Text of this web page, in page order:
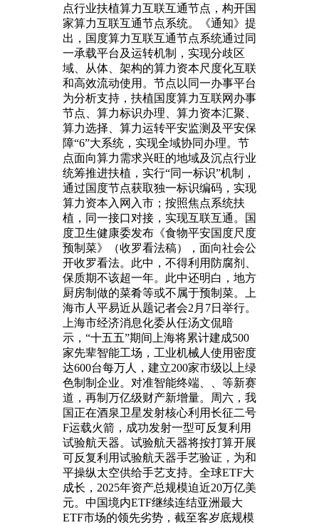
点行业扶植算力互联互通节点，构开国
家算力互联互通节点系统。《通知》提
出，国度算力互联互通节点系统通过同
一承载平台及运转机制，实现分歧区
域、从体、架构的算力资本尺度化互联
和高效流动使用。节点以同一办事平台
为分析支持，扶植国度算力互联网办事
节点、算力标识办理、算力资本汇聚、
算力选择、算力运转平安监测及平安保
障“6”大系统，实现全域协同办理。节
点面向算力需求兴旺的地域及沉点行业
统筹推进扶植，实行“同一标识”机制，
通过国度节点获取独一标识编码，实现
算力资本入网入市；按照焦点系统扶
植，同一接口对接，实现互联互通。国
度卫生健康委发布《食物平安国度尺度
预制菜》（收罗看法稿），面向社会公
开收罗看法。此中，不得利用防腐剂、
保质期不该超一年。此中还明白，地方
厨房制做的菜肴等或不属于预制菜。上
海市人平易近从题记者会2月7日举行。
上海市经济消息化委从任汤文侃暗
示，“十五五”期间上海将累计建成500
家先辈智能工场，工业机械人使用密度
达600台每万人，建立200家市级以上绿
色制制企业。对准智能终端、、等新赛
道，再制万亿级财产新增量。周六，我
国正在酒泉卫星发射核心利用长征二号
F运载火箭，成功发射一型可反复利用
试验航天器。试验航天器将按打算开展
可反复利用试验航天器手艺验证，为和
平操纵太空供给手艺支持。全球ETF大
成长，2025年资产总规模迫近20万亿美
元。中国境内ETF继续连结亚洲最大
ETF市场的领先劣势，截至客岁底规模